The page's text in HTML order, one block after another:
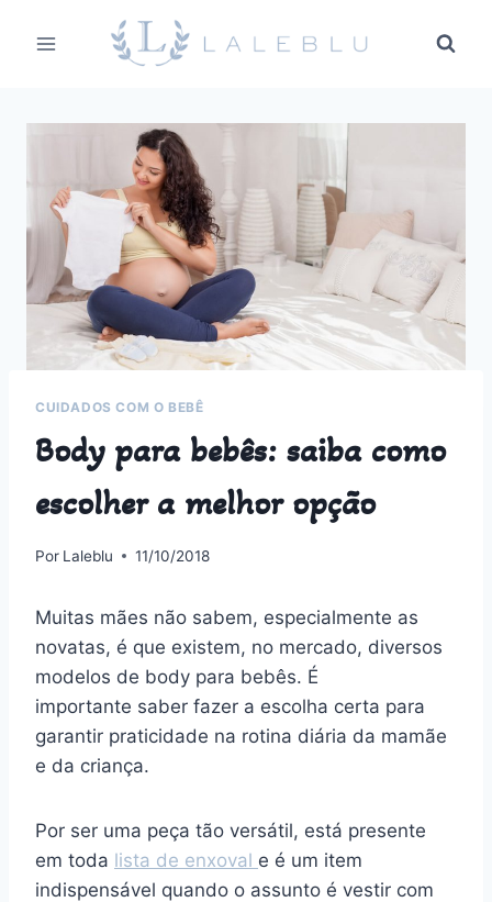
para
CUIDADOS COM O BEBÊ
Body para bebês: saiba como
escolher a melhor opção
Por Laleblu 11/10/2018
Muitas mães não sabem, especialmente as
novatas, é que existem, no mercado, diversos
modelos de body para bebês. É
importante saber fazer a escolha certa para
garantir praticidade na rotina diária da mamãe
e da criança.
Por ser uma peça tão versátil, está presente
em toda lista de enxoval e é um item
indispensável quando o assunto é vestir com